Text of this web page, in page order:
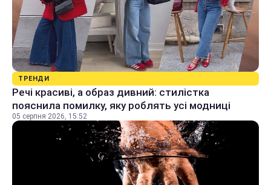
ТРЕНДИ
Речі красиві, а образ дивний: стилістка
пояснила помилку, яку роблять усі модниці
05 серпня 2026, 15:52